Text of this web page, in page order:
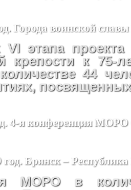
Города воинской
этапа
крепости к 75-
44
4-я конференция
год. Брянск –
МОРО в